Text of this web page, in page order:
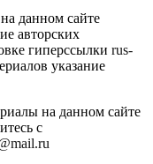
данном сайте
авторских
гиперссылки rus-
указание
на данном сайте
с